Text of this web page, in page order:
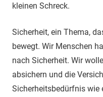
kleinen Schreck.
Sicherheit, ein Thema,
bewegt. Wir Menschen
nach Sicherheit. Wir
absichern und die
Sicherheitsbedürfnis wie